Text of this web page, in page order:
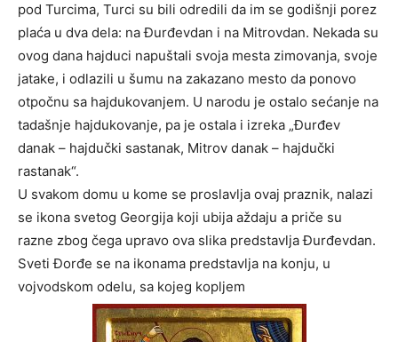
pod Turcima, Turci su bili odredili da im se godišnji porez
plaća u dva dela: na Đurđevdan i na Mitrovdan. Nekada su
ovog dana hajduci napuštali svoja mesta zimovanja, svoje
jatake, i odlazili u šumu na zakazano mesto da ponovo
otpočnu sa hajdukovanjem. U narodu je ostalo sećanje na
tadašnje hajdukovanje, pa je ostala i izreka „Đurđev
danak – hajdučki sastanak, Mitrov danak – hajdučki
rastanak“.
U svakom domu u kome se proslavlja ovaj praznik, nalazi
se ikona svetog Georgija koji ubija aždaju a priče su
razne zbog čega upravo ova slika predstavlja Đurđevdan.
Sveti Đorđe se na ikonama predstavlja na konju, u
vojvodskom odelu, sa kojeg kopljem